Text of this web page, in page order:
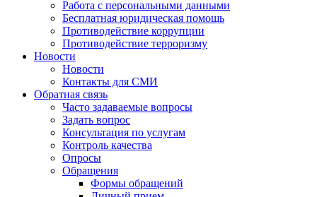
Работа с персональными данными
Бесплатная юридическая помощь
Противодействие коррупции
Противодействие терроризму
Новости
Новости
Контакты для СМИ
Обратная связь
Часто задаваемые вопросы
Задать вопрос
Консультация по услугам
Контроль качества
Опросы
Обращения
Формы обращений